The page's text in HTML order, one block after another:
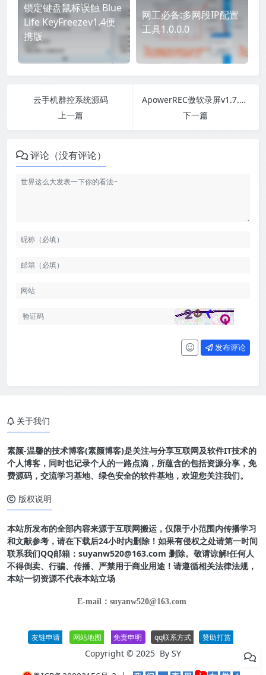
锁定键盘鼠标误触 Blue
Life KeyFreezev1.4便
携版
网工必备:多网段IP配置
工具1.0.0.0
云手机群控系统源码
上一篇
ApowerREC傲软录屏v1.7.6.1绿色版
下一篇
评论（没有评论）
发布评论
关于我们
素颜-温馨的技术博客(素颜博客)是关注与分享互联网及软件IT技术的
个人博客，同时也记录个人的一路点滴，所蕴含的包括资源分享，免
费源码，交流学习基地、绿色安全的软件基地，欢迎您关注我们。
版权说明
本站所发布的全部内容来源于互联网搬运，仅限于小范围内传播学习
和文献参考，请在下载后24小时内删除！如果有侵权之处请第一时间
联系我们QQ邮箱：suyanw520@163.com 删除。敬请谅解!任何人
不得倒卖、行骗、传播、严禁用于商业用途！请遵循相关法律法规，
本站一切资源不代表本站立场
E-mail：suyanw520@163.com
友链申请 网站地图 免责申明 qq联系方式 赞助打赏
Copyright © 2025 By SY